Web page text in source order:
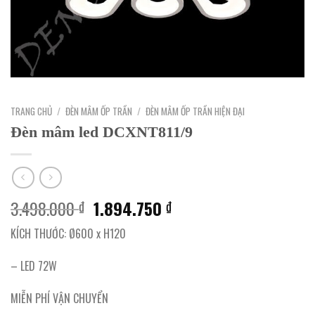
TRANG CHỦ / ĐÈN MÂM ỐP TRẦN / ĐÈN MÂM ỐP TRẦN HIỆN ĐẠI
Đèn mâm led DCXNT811/9
3.498.000₫ Giá
gốc
là:
1.894.750₫Giá
KÍCH THƯỚC: Ø600 x H120
– LED 72W
MIỄN PHÍ VẬN CHUYỂN